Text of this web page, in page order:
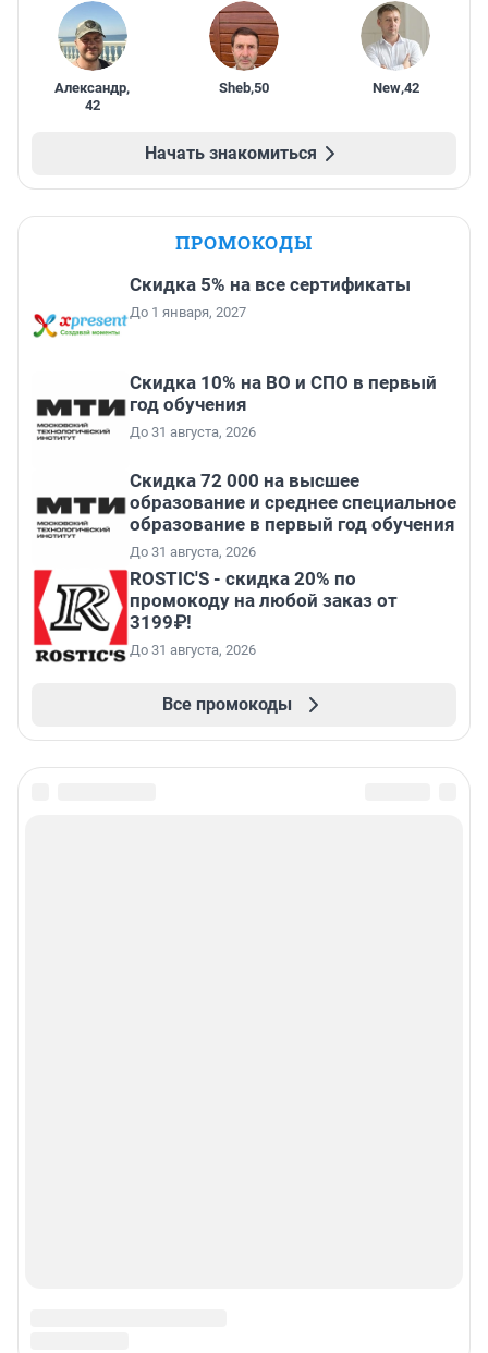
Александр,
42
Sheb,50 New,42
Начать знакомиться
ПРОМОКОДЫ
Скидка 5% на все сертификаты
До 1 января, 2027
Скидка 10% на ВО и СПО в первый
год обучения
До 31 августа, 2026
Скидка 72 000 на высшее
образование и среднее специальное
образование в первый год обучения
До 31 августа, 2026
ROSTIC'S - скидка 20% по
промокоду на любой заказ от
3199₽!
До 31 августа, 2026
Все промокоды